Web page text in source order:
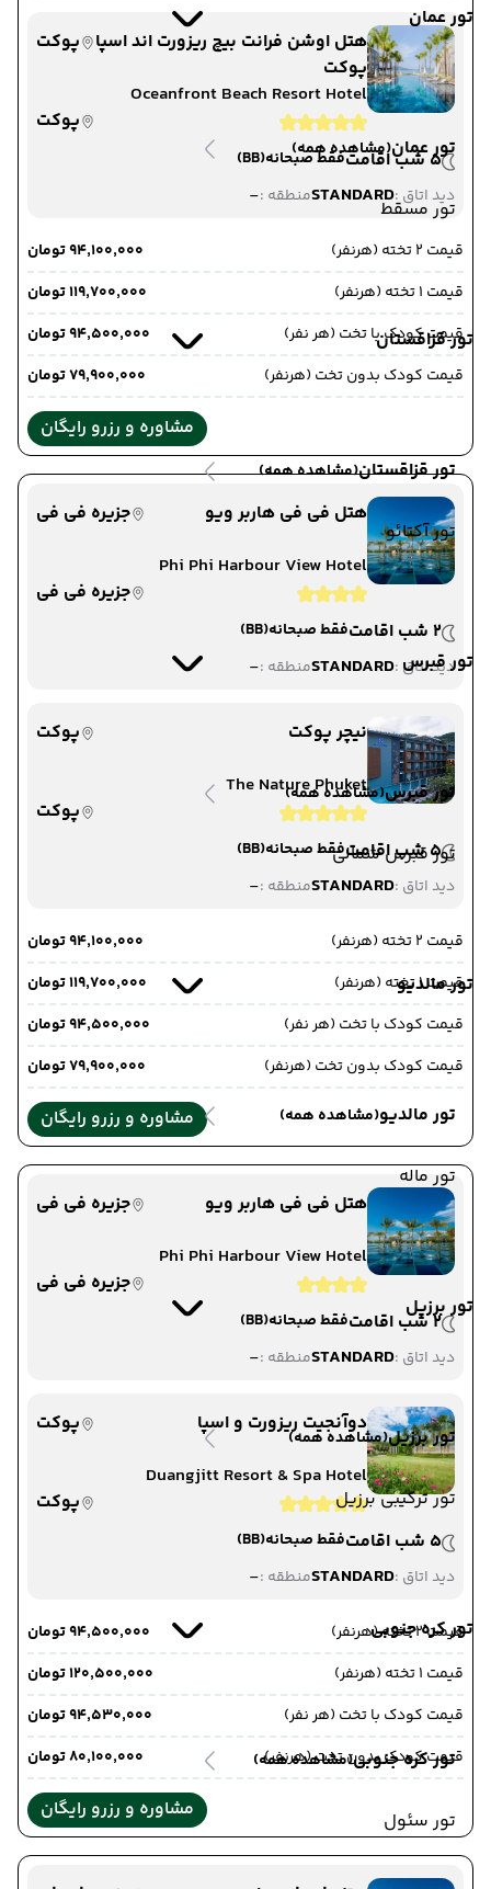
تور عمان
تور عمان(مشاهده همه)
تور مسقط
تور قزاقستان
تور قزاقستان(مشاهده همه)
تور آکتائو
تور قبرس
تور قبرس(مشاهده همه)
تور قبرس شمالی
تور مالدیو
تور مالدیو(مشاهده همه)
تور ماله
تور برزیل
تور برزیل(مشاهده همه)
تور ترکیبی برزیل
تور کره جنوبی
تور کره جنوبی(مشاهده همه)
تور سئول
هتل اوشن فرانت بیچ ریزورت اند اسپا
پوکت
پوکت
Oceanfront Beach Resort Hotel
پوکت
5 شب اقامت
فقط صبحانه(BB)
دید اتاق :STANDARDمنطقه :-
قیمت 2 تخته (هرنفر)
۹۴٬۱۰۰٬۰۰۰ تومان
قیمت 1 تخته (هرنفر)
۱۱۹٬۷۰۰٬۰۰۰ تومان
قیمت کودک با تخت (هر نفر)
۹۴٬۵۰۰٬۰۰۰ تومان
قیمت کودک بدون تخت (هرنفر)
۷۹٬۹۰۰٬۰۰۰ تومان
مشاوره و رزرو رایگان
هتل فی فی هاربر ویو
جزیره فی فی
Phi Phi Harbour View Hotel
جزیره فی فی
2 شب اقامت
فقط صبحانه(BB)
دید اتاق :STANDARDمنطقه :-
نیچر پوکت
پوکت
The Nature Phuket
پوکت
5 شب اقامت
فقط صبحانه(BB)
دید اتاق :STANDARDمنطقه :-
قیمت 2 تخته (هرنفر)
۹۴٬۱۰۰٬۰۰۰ تومان
قیمت 1 تخته (هرنفر)
۱۱۹٬۷۰۰٬۰۰۰ تومان
قیمت کودک با تخت (هر نفر)
۹۴٬۵۰۰٬۰۰۰ تومان
قیمت کودک بدون تخت (هرنفر)
۷۹٬۹۰۰٬۰۰۰ تومان
مشاوره و رزرو رایگان
هتل فی فی هاربر ویو
جزیره فی فی
Phi Phi Harbour View Hotel
جزیره فی فی
2 شب اقامت
فقط صبحانه(BB)
دید اتاق :STANDARDمنطقه :-
دوآنجیت ریزورت و اسپا
پوکت
Duangjitt Resort & Spa Hotel
پوکت
5 شب اقامت
فقط صبحانه(BB)
دید اتاق :STANDARDمنطقه :-
قیمت 2 تخته (هرنفر)
۹۴٬۵۰۰٬۰۰۰ تومان
قیمت 1 تخته (هرنفر)
۱۲۰٬۵۰۰٬۰۰۰ تومان
قیمت کودک با تخت (هر نفر)
۹۴٬۵۳۰٬۰۰۰ تومان
قیمت کودک بدون تخت (هرنفر)
۸۰٬۱۰۰٬۰۰۰ تومان
مشاوره و رزرو رایگان